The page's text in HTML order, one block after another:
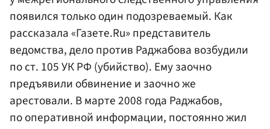
появился только один подозреваемый. Как
рассказала «Газете.Ru» представитель
ведомства, дело против Раджабова возбудили
по ст. 105 УК РФ (убийство). Ему заочно
предъявили обвинение и заочно же
арестовали. В марте 2008 года Раджабов,
по оперативной информации, постоянно жил